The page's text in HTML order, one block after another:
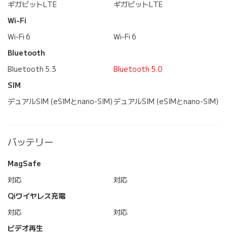
ギガビットLTE
ギガビットLTE
Wi-Fi
Wi-Fi 6
Wi-Fi 6
Bluetooth
Bluetooth 5.3
Bluetooth 5.0
SIM
デュアルSIM (eSIMとnano-SIM)デュアルSIM (eSIMとnano-SIM)
バッテリー
MagSafe
対応
対応
Qiワイヤレス充電
対応
対応
ビデオ再生